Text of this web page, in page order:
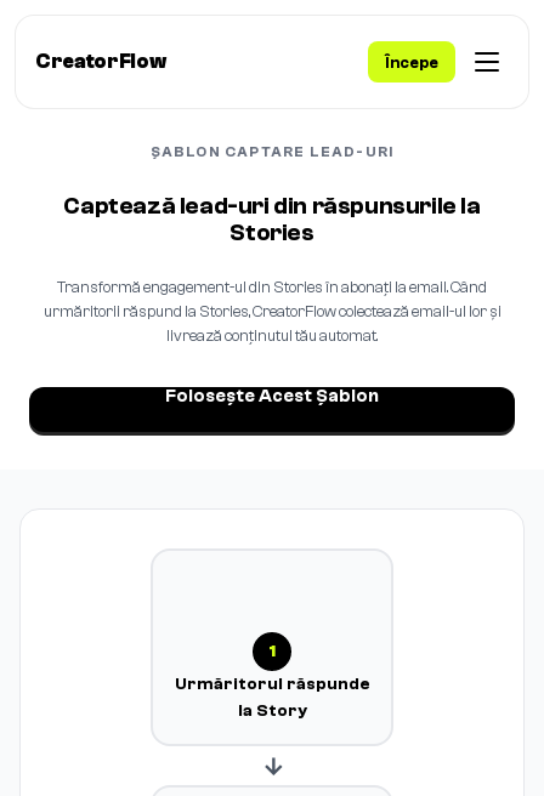
CreatorFlow Începe
ȘABLON CAPTARE LEAD-URI
Captează lead-uri din răspunsurile la
Stories
Transformă engagement-ul din Stories în abonați la email. Când
urmăritorii răspund la Stories, CreatorFlow colectează email-ul lor și
livrează conținutul tău automat.
Folosește Acest Șablon
1
Urmăritorul răspunde
la Story
→